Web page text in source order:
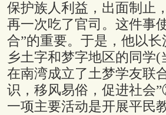
保护族人利益，出面制止
再一次吃了官司。这件事
合”的重要。于是，他以
乡土字和梦字地区的同学
在南湾成立了土梦学友联
识，移风易俗，促进社会
一项主要活动是开展平民